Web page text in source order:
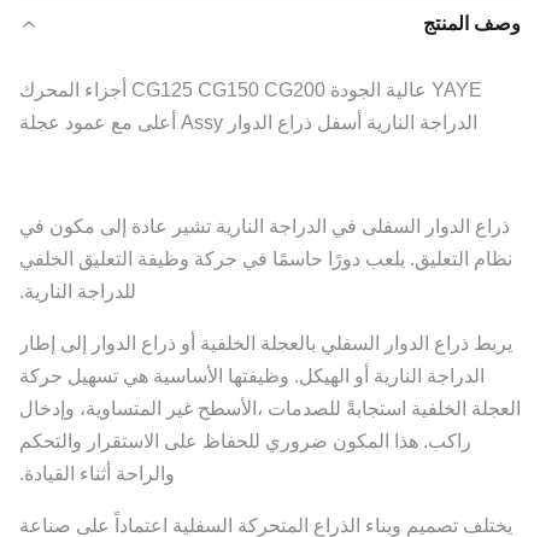
وصف المنتج
YAYE عالية الجودة CG125 CG150 CG200 أجزاء المحرك
الدراجة النارية أسفل ذراع الدوار Assy أعلى مع عمود عجلة
ذراع الدوار السفلى في الدراجة النارية تشير عادة إلى مكون في
نظام التعليق. يلعب دورًا حاسمًا في حركة وظيفة التعليق الخلفي
للدراجة النارية.
يربط ذراع الدوار السفلي بالعجلة الخلفية أو ذراع الدوار إلى إطار
الدراجة النارية أو الهيكل. وظيفتها الأساسية هي تسهيل حركة
العجلة الخلفية استجابةً للصدمات ،الأسطح غير المتساوية، وإدخال
راكب. هذا المكون ضروري للحفاظ على الاستقرار والتحكم
والراحة أثناء القيادة.
يختلف تصميم وبناء الذراع المتحركة السفلية اعتماداً على صناعة